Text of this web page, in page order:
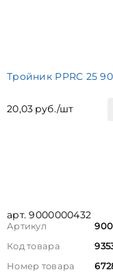
Тройник PPRC 25
20,03 руб./шт
арт. 9000000432
Артикул
Код товара
Номер товара